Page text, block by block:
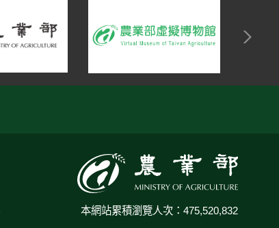
本網站累積瀏覽人次：475,520,832